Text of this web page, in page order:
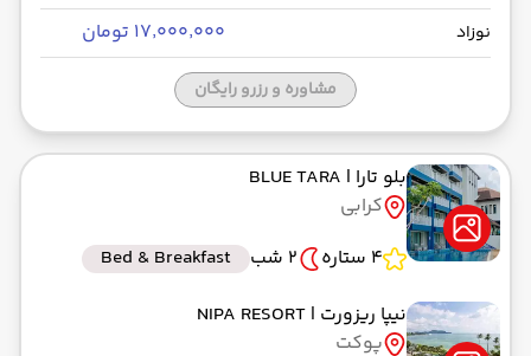
به فرودگاه بین‌المللی امام خمینی IKA
رسیدن به مقصد : 08:45
فلای دبی -Economy
مدت سفر: 02:00
نوزاد ۱۷٬۰۰۰٬۰۰۰ تومان
مشاوره و رزرو رایگان
بلو تارا | BLUE TARA
کرابی
4 ستاره
2 شب
Bed & Breakfast
نیپا ریزورت | NIPA RESORT
پوکت